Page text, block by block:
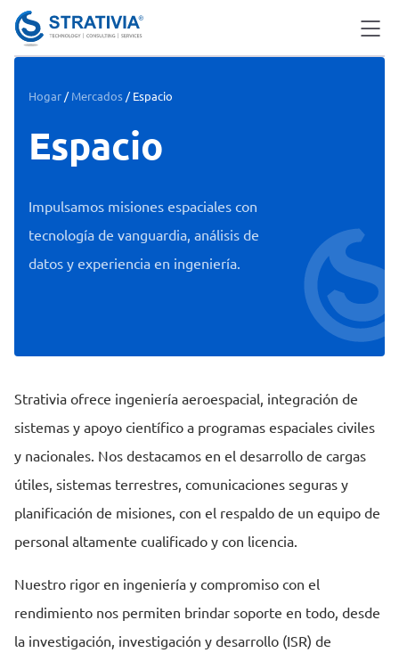
content
Hogar / Mercados / Espacio
Espacio
Impulsamos misiones espaciales con
tecnología de vanguardia, análisis de
datos y experiencia en ingeniería.
Strativia ofrece ingeniería aeroespacial, integración de
sistemas y apoyo científico a programas espaciales civiles
y nacionales. Nos destacamos en el desarrollo de cargas
útiles, sistemas terrestres, comunicaciones seguras y
planificación de misiones, con el respaldo de un equipo de
personal altamente cualificado y con licencia.
Nuestro rigor en ingeniería y compromiso con el
rendimiento nos permiten brindar soporte en todo, desde
la investigación, investigación y desarrollo (ISR) de